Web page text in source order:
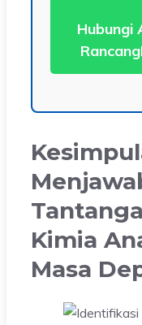
Hubungi
Kimia
Masa